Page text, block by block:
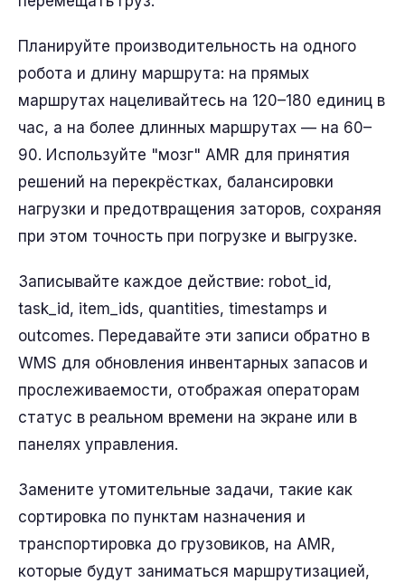
Планируйте производительность на одного
робота и длину маршрута: на прямых
маршрутах нацеливайтесь на 120–180 единиц в
час, а на более длинных маршрутах — на 60–
90. Используйте "мозг" AMR для принятия
решений на перекрёстках, балансировки
нагрузки и предотвращения заторов, сохраняя
при этом точность при погрузке и выгрузке.
Записывайте каждое действие: robot_id,
task_id, item_ids, quantities, timestamps и
outcomes. Передавайте эти записи обратно в
WMS для обновления инвентарных запасов и
прослеживаемости, отображая операторам
статус в реальном времени на экране или в
панелях управления.
Замените утомительные задачи, такие как
сортировка по пунктам назначения и
транспортировка до грузовиков, на AMR,
которые будут заниматься маршрутизацией,